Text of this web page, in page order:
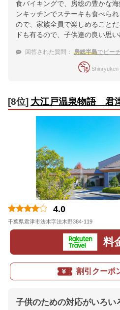
食バイキングで、房総の豊かな
ンキッチンでステーキも食べら
ので、家族全員で楽しめること
ドも有るので、子供達の良い思
回答された質問： 房総半島でビーチに
Shinryuken
[8位] 大江戸温泉物語 君
4.0
千葉県君津市法木字法木野384-119
料
割引クーポ
子供のための対応がいろい